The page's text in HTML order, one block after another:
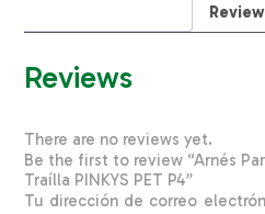
Reviews
There are no reviews yet.
Be the first to review “Arnés
Traílla PINKYS PET P4”
Tu dirección de correo